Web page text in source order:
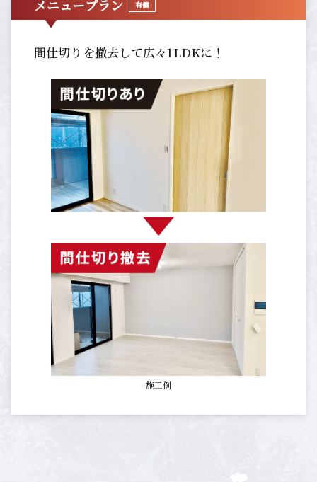
メニュープラン 有償
間仕切りを撤去して広々1LDKに！
施工例